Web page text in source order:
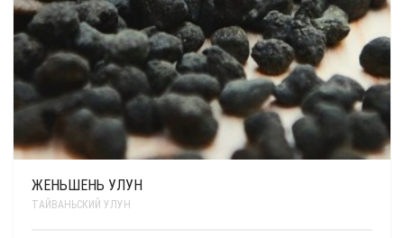
красные Улуны
Японские Посуда
ЖЕНЬШЕНЬ УЛУН
ТАЙВАНЬСКИЙ УЛУН